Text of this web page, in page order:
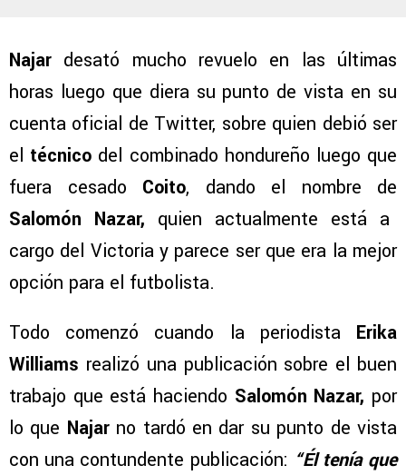
Najar desató mucho revuelo en las últimas
horas luego que diera su punto de vista en su
cuenta oficial de Twitter, sobre quien debió ser
el técnico del combinado hondureño luego que
fuera cesado Coito, dando el nombre de
Salomón Nazar, quien actualmente está a
cargo del Victoria y parece ser que era la mejor
opción para el futbolista.
Todo comenzó cuando la periodista Erika
Williams realizó una publicación sobre el buen
trabajo que está haciendo Salomón Nazar, por
lo que Najarno tardó en dar su punto de vista
con una contundente publicación: “Él tenía que